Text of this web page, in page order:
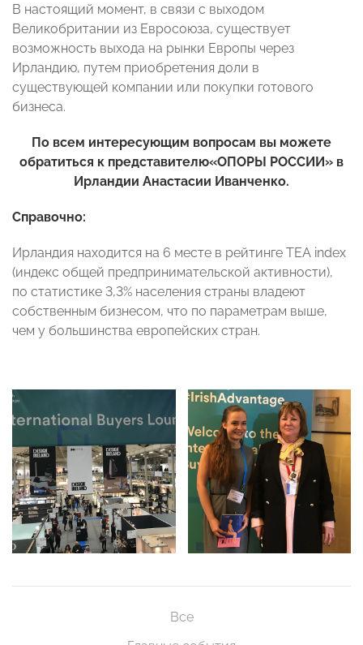
В настоящий момент, в связи с выходом
Великобритании из Евросоюза, существует
возможность выхода на рынки Европы через
Ирландию, путем приобретения доли в
существующей компании или покупки готового
бизнеса.
По всем интересующим вопросам вы можете
обратиться к представителю«ОПОРЫ РОССИИ» в
Ирландии Анастасии Иванченко.
Справочно:
Ирландия находится на 6 месте в рейтинге TEA index
(индекс общей предпринимательской активности),
по статистике 3,3% населения страны владеют
собственным бизнесом, что по параметрам выше,
чем у большинства европейских стран.
Все